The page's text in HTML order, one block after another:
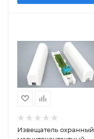
Извещатель охранный